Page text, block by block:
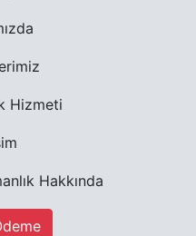
Hizmeti
Hakkında